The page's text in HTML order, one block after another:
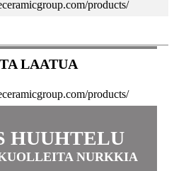
LAATUA
HUUHTELU
NURKKIA